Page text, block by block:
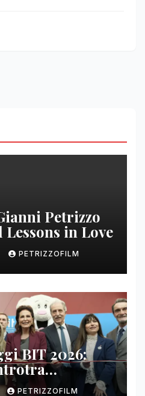
Petrizzo
in Love
PETRIZZOFILM
BIT 2026:
e business
PETRIZZOFILM